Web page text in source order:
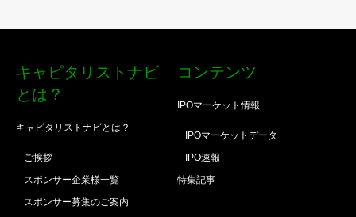
キャピタリストナビ
とは？
キャピタリストナビとは？
ご挨拶
スポンサー企業様一覧
スポンサー募集のご案内
コンテンツ
IPOマーケット情報
IPOマーケットデータ
IPO速報
特集記事